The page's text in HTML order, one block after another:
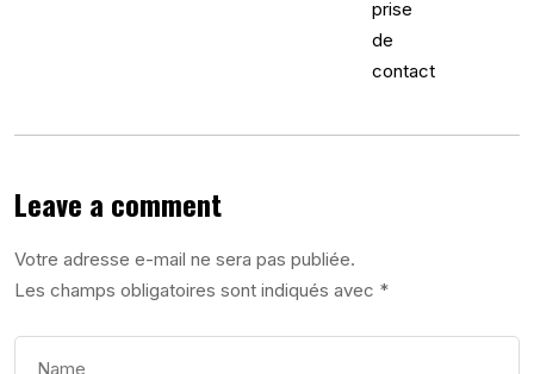
Leave a comment
Votre adresse e-mail ne sera pas publiée.
Les champs obligatoires sont indiqués avec *